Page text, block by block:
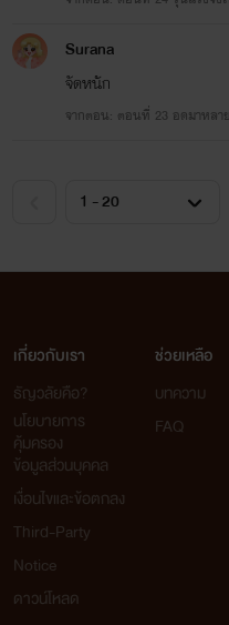
Surana
จัดหนัก
จากตอน: ตอนที่ 23 อดมาหลา
เกี่ยวกับเรา
ธัญวลัยคือ?
นโยบายการ
คุ้มครอง
ข้อมูลส่วนบุคคล
เงื่อนไขและข้อตกลง
Third-Party
Notice
ดาวน์โหลด
ช่วยเหลือ
บทความ
FAQ